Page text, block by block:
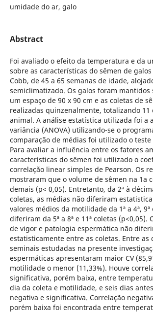
umidade do ar, galo
Abstract
Foi avaliado o efeito da temperatura e da
sobre as características do sêmen de
Cobb, de 45 a 65 semanas de idade,
semiclimatizado. Os galos foram mantidos
um espaço de 90 x 90 cm e as coletas de
realizadas quinzenalmente, totalizando 11
animal. A análise estatística utilizada foi a
variância (ANOVA) utilizando-se o
comparação de médias foi utilizado o teste
Para avaliar a influência entre os fatores
características do sêmen foi utilizado o
correlação linear simples de Pearson. Os
mostraram que o volume de sêmen na 1a
demais (p< 0,05). Entretanto, da 2ª à
coletas, as médias não diferiram
valores médios da motilidade da 1ª a 4ª, 9ª
diferiram da 5ª a 8ª e 11ª coletas (p<0,05).
de vigor e patologia espermática não
estatisticamente entre as coletas. Entre as
seminais estudadas na presente
espermáticas apresentaram maior CV
motilidade o menor (11,33%). Houve
significativa, porém baixa, entre
dia da coleta e motilidade, e seis dias
negativa e significativa. Correlação
porém baixa foi encontrada entre